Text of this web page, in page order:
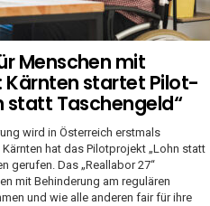
Menschen mit
Kärnten startet Pilot-
statt Taschengeld“
wird in Österreich erstmals
hat das Pilotprojekt „Lohn statt
gerufen. Das „Reallabor 27“
mit Behinderung am regulären
und wie alle anderen fair für ihre